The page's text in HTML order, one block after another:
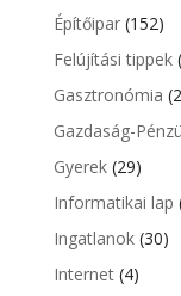
Építőipar(152)
Felújítási tippek
Gasztronómia
Gazdaság-
Gyerek(29)
Informatikai lap
Ingatlanok(30)
Internet(4)